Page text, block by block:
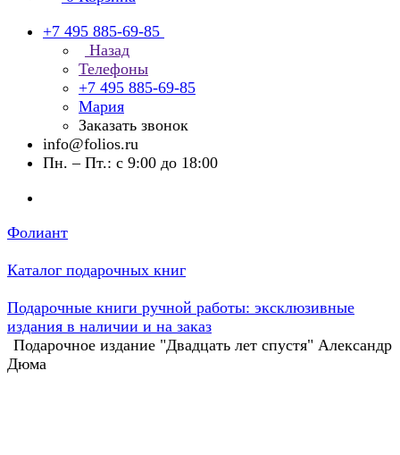
+7 495 885-69-85
Назад
Телефоны
+7 495 885-69-85
Мария
Заказать звонок
info@folios.ru
Пн. – Пт.: с 9:00 до 18:00
Фолиант
Каталог подарочных книг
Подарочные книги ручной работы: эксклюзивные
издания в наличии и на заказ
Подарочное издание "Двадцать лет спустя" Александр
Дюма